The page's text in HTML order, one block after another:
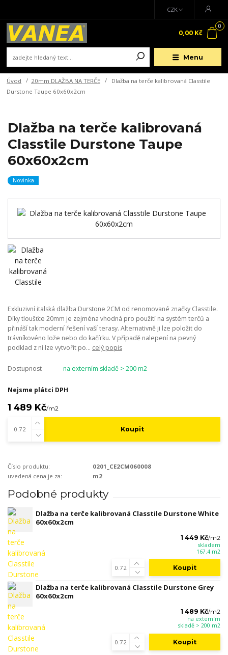
Menu
CZK
0
0,00 Kč
Úvod 20mm DLAŽBA NA TERČE
Dlažba na terče kalibrovaná Classtile
Durstone Taupe 60x60x2cm
Dlažba na terče kalibrovaná
Classtile Durstone Taupe
60x60x2cm
Novinka
Exkluzivní italská dlažba Durstone 2CM od renomované značky Classtile.
Díky tloušťce 20mm je zejména vhodná pro použití na systém terčů a
přináší tak moderní řešení vaší terasy. Alternativně ji lze položit do
trávníkovéno lože nebo do kačírku. V případě nalepení na pevný
podklad z ní lze vytvořit po... celý popis
Dostupnost na externím skladě > 200 m2
Nejsme plátci DPH
1 489 Kč/m2
Koupit
Číslo produktu:
0201_CE2CM060008
uvedená cena je za:
m2
Podobné produkty
Dlažba na terče kalibrovaná Classtile Durstone White
60x60x2cm
1 449 Kč/m2
skladem
167.4 m2
Koupit
Dlažba na terče kalibrovaná Classtile Durstone Grey
60x60x2cm
1 489 Kč/m2
na externím
skladě > 200 m2
Koupit